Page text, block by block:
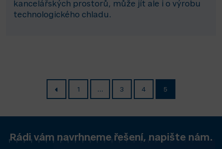
kancelářských prostorů, může jít ale i o výrobu
technologického chladu.
1 … 3 4 5
Rádi vám navrhneme řešení, napište nám.